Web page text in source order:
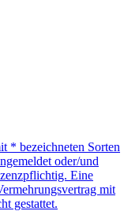
* bezeichneten Sorten
oder/und
Eine
mit
gestattet.